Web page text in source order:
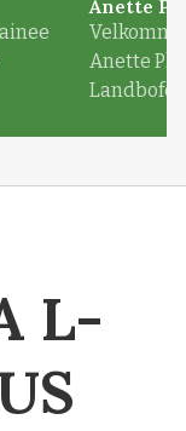
Anette
Anette
L-